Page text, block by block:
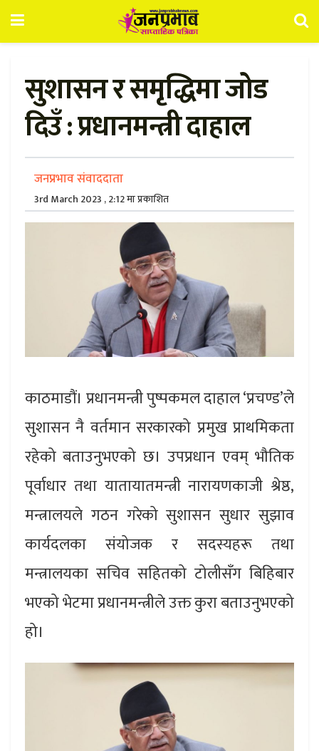
सुशासन र समृद्धिमा जोड
दिउँ : प्रधानमन्त्री दाहाल
जनप्रभाव संवाददाता
3rd March 2023 , 2:12 मा प्रकाशित
काठमाडौं। प्रधानमन्त्री पुष्पकमल दाहाल ‘प्रचण्ड’ले
सुशासन नै वर्तमान सरकारको प्रमुख प्राथमिकता
रहेको बताउनुभएको छ। उपप्रधान एवम् भौतिक
पूर्वाधार तथा यातायातमन्त्री नारायणकाजी श्रेष्ठ,
मन्त्रालयले गठन गरेको सुशासन सुधार सुझाव
कार्यदलका संयोजक र सदस्यहरू तथा
मन्त्रालयका सचिव सहितको टोलीसँग बिहिबार
भएको भेटमा प्रधानमन्त्रीले उक्त कुरा बताउनुभएको
हो।